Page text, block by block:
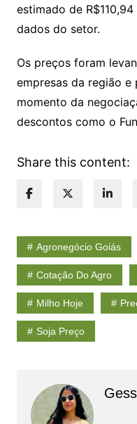
estimado de
dados do setor.
Os preços foram
empresas da região
momento da
descontos como o
Share this content:
Agronegócio Goiás
Cotação Do Agro
Milho Hoje
Soja Preço